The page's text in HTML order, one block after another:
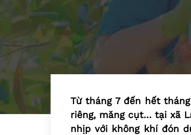
Từ tháng 7 đến hết
riêng, măng cụt… tại xã
nhịp với không khí đón